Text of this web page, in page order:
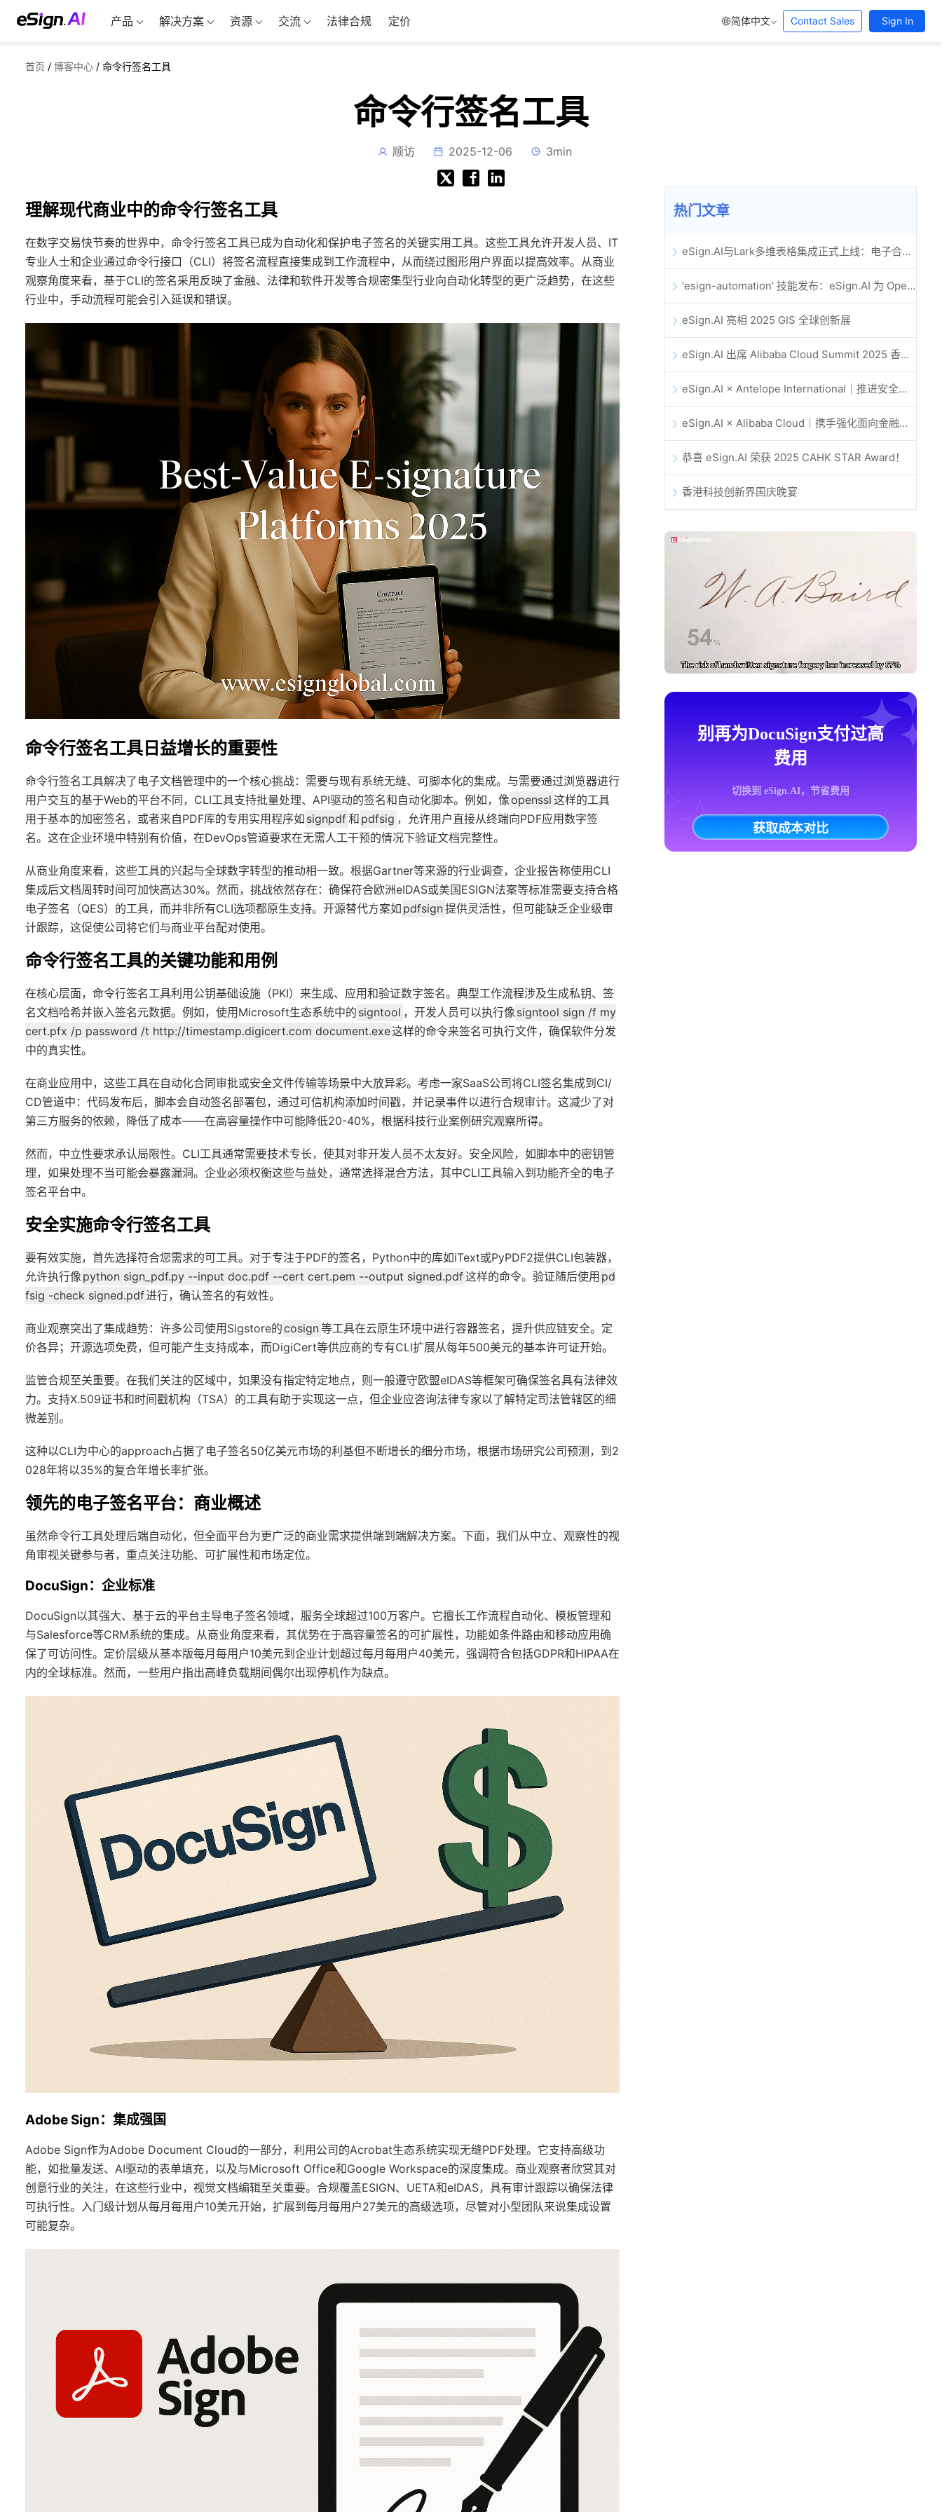
产品 解决方案 资源 交流 法律合规 定价 简体中文 Contact Sales Sign In
首页 / 博客中心 / 命令行签名工具
命令行签名工具
顺访 2025-12-06 3min
理解现代商业中的命令行签名工具
在数字交易快节奏的世界中，命令行签名工具已成为自动化和保护电子签名的关键实用工具。这些工具允许开发人员、IT
专业人士和企业通过命令行接口（CLI）将签名流程直接集成到工作流程中，从而绕过图形用户界面以提高效率。从商业
观察角度来看，基于CLI的签名采用反映了金融、法律和软件开发等合规密集型行业向自动化转型的更广泛趋势，在这些
行业中，手动流程可能会引入延误和错误。
命令行签名工具日益增长的重要性
命令行签名工具解决了电子文档管理中的一个核心挑战：需要与现有系统无缝、可脚本化的集成。与需要通过浏览器进行
用户交互的基于Web的平台不同，CLI工具支持批量处理、API驱动的签名和自动化脚本。例如，像openssl 这样的工具
用于基本的加密签名，或者来自PDF库的专用实用程序如 signpdf和 pdfsig ，允许用户直接从终端向PDF应用数字签
名。这在企业环境中特别有价值，在DevOps管道要求在无需人工干预的情况下验证文档完整性。
从商业角度来看，这些工具的兴起与全球数字转型的推动相一致。根据Gartner等来源的行业调查，企业报告称使用CLI
集成后文档周转时间可加快高达30%。然而，挑战依然存在：确保符合欧洲eIDAS或美国ESIGN法案等标准需要支持合格
电子签名（QES）的工具，而并非所有CLI选项都原生支持。开源替代方案如 pdfsign 提供灵活性，但可能缺乏企业级审
计跟踪，这促使公司将它们与商业平台配对使用。
命令行签名工具的关键功能和用例
在核心层面，命令行签名工具利用公钥基础设施（PKI）来生成、应用和验证数字签名。典型工作流程涉及生成私钥、签
名文档哈希并嵌入签名元数据。例如，使用Microsoft生态系统中的 signtool ，开发人员可以执行像 signtool sign /f my
cert.pfx /p password /t http://timestamp.digicert.com document.exe这样的命令来签名可执行文件，确保软件分发
中的真实性。
在商业应用中，这些工具在自动化合同审批或安全文件传输等场景中大放异彩。考虑一家SaaS公司将CLI签名集成到CI/
CD管道中：代码发布后，脚本会自动签名部署包，通过可信机构添加时间戳，并记录事件以进行合规审计。这减少了对
第三方服务的依赖，降低了成本——在高容量操作中可能降低20-40%，根据科技行业案例研究观察所得。
然而，中立性要求承认局限性。CLI工具通常需要技术专长，使其对非开发人员不太友好。安全风险，如脚本中的密钥管
理，如果处理不当可能会暴露漏洞。企业必须权衡这些与益处，通常选择混合方法，其中CLI工具输入到功能齐全的电子
签名平台中。
安全实施命令行签名工具
要有效实施，首先选择符合您需求的可工具。对于专注于PDF的签名，Python中的库如iText或PyPDF2提供CLI包装器，
允许执行像 python sign_pdf.py --input doc.pdf --cert cert.pem --output signed.pdf这样的命令。验证随后使用 pd
fsig -check signed.pdf进行，确认签名的有效性。
商业观察突出了集成趋势：许多公司使用Sigstore的cosign 等工具在云原生环境中进行容器签名，提升供应链安全。定
价各异；开源选项免费，但可能产生支持成本，而DigiCert等供应商的专有CLI扩展从每年500美元的基本许可证开始。
监管合规至关重要。在我们关注的区域中，如果没有指定特定地点，则一般遵守欧盟eIDAS等框架可确保签名具有法律效
力。支持X.509证书和时间戳机构（TSA）的工具有助于实现这一点，但企业应咨询法律专家以了解特定司法管辖区的细
微差别。
这种以CLI为中心的approach占据了电子签名50亿美元市场的利基但不断增长的细分市场，根据市场研究公司预测，到2
028年将以35%的复合年增长率扩张。
领先的电子签名平台：商业概述
虽然命令行工具处理后端自动化，但全面平台为更广泛的商业需求提供端到端解决方案。下面，我们从中立、观察性的视
角审视关键参与者，重点关注功能、可扩展性和市场定位。
DocuSign：企业标准
DocuSign以其强大、基于云的平台主导电子签名领域，服务全球超过100万客户。它擅长工作流程自动化、模板管理和
与Salesforce等CRM系统的集成。从商业角度来看，其优势在于高容量签名的可扩展性，功能如条件路由和移动应用确
保了可访问性。定价层级从基本版每月每用户10美元到企业计划超过每月每用户40美元，强调符合包括GDPR和HIPAA在
内的全球标准。然而，一些用户指出高峰负载期间偶尔出现停机作为缺点。
Adobe Sign：集成强国
Adobe Sign作为Adobe Document Cloud的一部分，利用公司的Acrobat生态系统实现无缝PDF处理。它支持高级功
能，如批量发送、AI驱动的表单填充，以及与Microsoft Office和Google Workspace的深度集成。商业观察者欣赏其对
创意行业的关注，在这些行业中，视觉文档编辑至关重要。合规覆盖ESIGN、UETA和eIDAS，具有审计跟踪以确保法律
可执行性。入门级计划从每月每用户10美元开始，扩展到每月每用户27美元的高级选项，尽管对小型团队来说集成设置
可能复杂。
热门文章
eSign.AI与Lark多维表格集成正式上线：电子合同签署归档全程自动化
'esign-automation' 技能发布：eSign.AI 为 OpenClaw 提供自动化电子签名能力
eSign.AI 亮相 2025 GIS 全球创新展
eSign.AI 出席 Alibaba Cloud Summit 2025 香港站，共同探讨 AI 驱动的云创新与数字信任未来
eSign.AI × Antelope International｜推进安全且由 AI 驱动的数字化工作流
eSign.AI × Alibaba Cloud｜携手强化面向金融科技的全球数字信任
恭喜 eSign.AI 荣获 2025 CAHK STAR Award！
香港科技创新界国庆晚宴
别再为DocuSign支付过高
费用
切换到 eSign.AI，节省费用
获取成本对比